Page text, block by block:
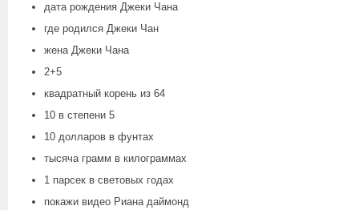
дата рождения Джеки Чана
где родился Джеки Чан
жена Джеки Чана
2+5
квадратный корень из 64
10 в степени 5
10 долларов в фунтах
тысяча грамм в килограммах
1 парсек в световых годах
покажи видео Риана даймонд